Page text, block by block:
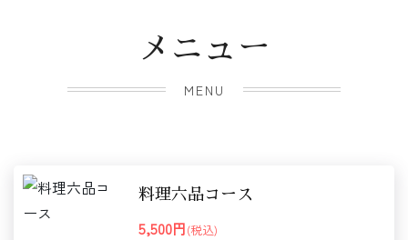
メニュー
MENU
料理六品コース
5,500円(税込)